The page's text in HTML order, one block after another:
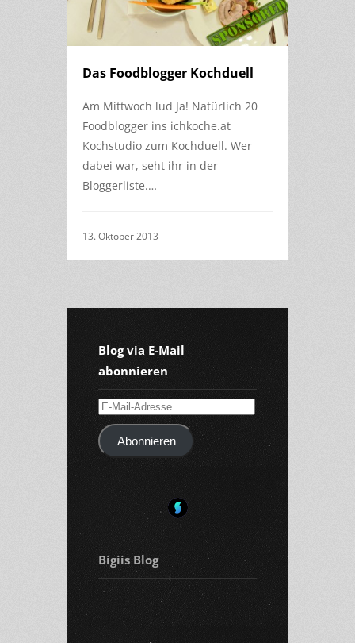
Das Foodblogger Kochduell
Am Mittwoch lud Ja! Natürlich 20
Foodblogger ins ichkoche.at
Kochstudio zum Kochduell. Wer
dabei war, seht ihr in der
Bloggerliste.…
13. Oktober 2013
Blog via E-Mail
abonnieren
E-
Mail-
AdresseAbonnieren
Bigiis Blog